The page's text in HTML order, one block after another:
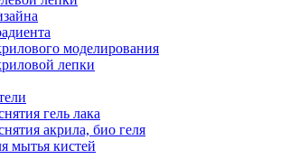
моделирования
лепки
гель лака
акрила, био геля
мытья кистей